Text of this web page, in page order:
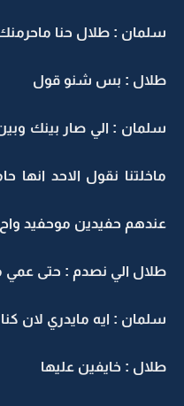
سلمان : طلال حنا
طلال : بس شنو قول
سلمان : الي صار بينك
ماخلتنا نقول الاحد انها
عندهم حفيدين موحفيد واح
طلال الي نصدم : حتى عمي
سلمان : ايه مايدري لان
طلال : خايفين عليها